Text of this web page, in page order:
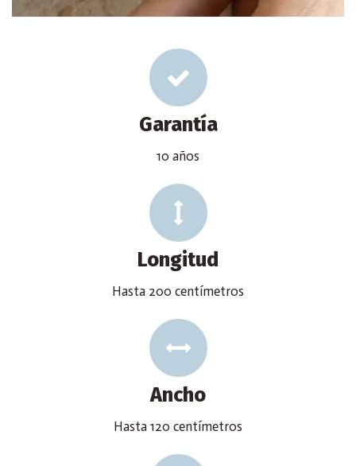
Garantía
10 años
Longitud
Hasta 200 centímetros
Ancho
Hasta 120 centímetros